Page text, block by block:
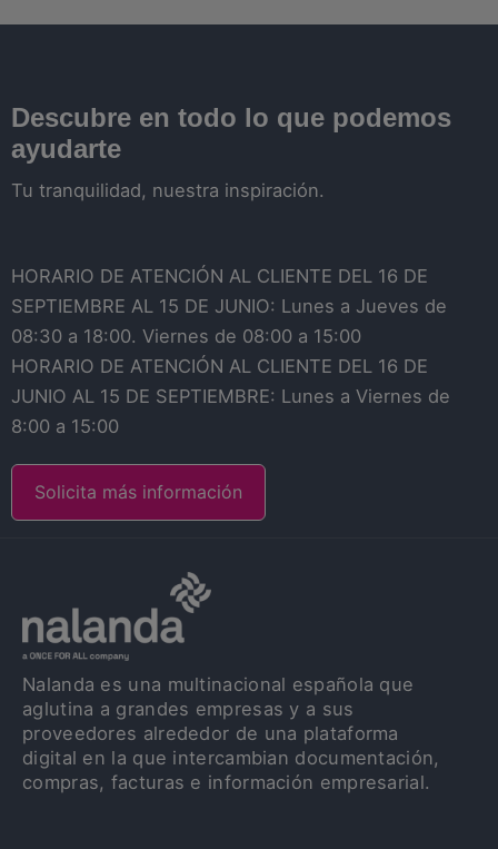
Descubre en todo lo que podemos
ayudarte
Tu tranquilidad, nuestra inspiración.
HORARIO DE ATENCIÓN AL CLIENTE DEL 16 DE
SEPTIEMBRE AL 15 DE JUNIO: Lunes a Jueves de
08:30 a 18:00. Viernes de 08:00 a 15:00
HORARIO DE ATENCIÓN AL CLIENTE DEL 16 DE
JUNIO AL 15 DE SEPTIEMBRE: Lunes a Viernes de
8:00 a 15:00
Solicita más información
Nalanda es una multinacional española que
aglutina a grandes empresas y a sus
proveedores alrededor de una plataforma
digital en la que intercambian documentación,
compras, facturas e información empresarial.